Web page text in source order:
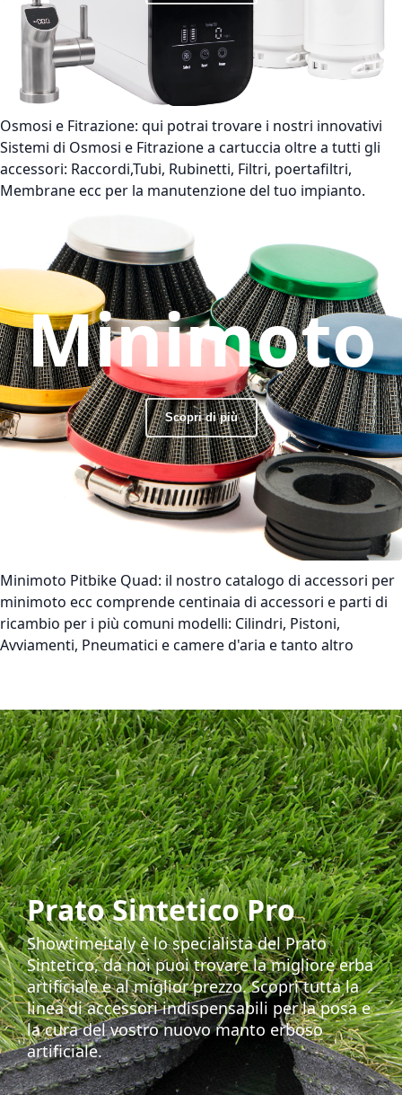
Osmosi e Fitrazione: qui potrai trovare i nostri innovativi
Sistemi di Osmosi e Fitrazione a cartuccia oltre a tutti gli
accessori: Raccordi,Tubi, Rubinetti, Filtri, poertafiltri,
Membrane ecc per la manutenzione del tuo impianto.
Minimoto
Scopri di più
Minimoto Pitbike Quad: il nostro catalogo di accessori per
minimoto ecc comprende centinaia di accessori e parti di
ricambio per i più comuni modelli: Cilindri, Pistoni,
Avviamenti, Pneumatici e camere d'aria e tanto altro
Prato Sintetico Pro
Showtimeitaly è lo specialista del Prato
Sintetico, da noi puoi trovare la migliore erba
artificiale e al miglior prezzo. Scopri tutta la
linea di accessori indispensabili per la posa e
la cura del vostro nuovo manto erboso
artificiale.